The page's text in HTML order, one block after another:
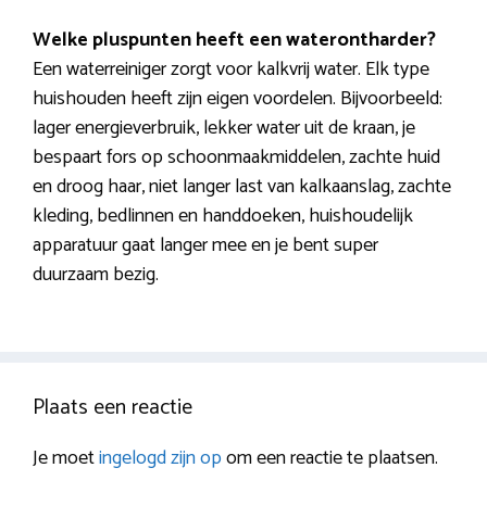
Welke pluspunten heeft een waterontharder?
Een waterreiniger zorgt voor kalkvrij water. Elk type
huishouden heeft zijn eigen voordelen. Bijvoorbeeld:
lager energieverbruik, lekker water uit de kraan, je
bespaart fors op schoonmaakmiddelen, zachte huid
en droog haar, niet langer last van kalkaanslag, zachte
kleding, bedlinnen en handdoeken, huishoudelijk
apparatuur gaat langer mee en je bent super
duurzaam bezig.
Plaats een reactie
Je moetingelogd zijn opom een reactie te plaatsen.